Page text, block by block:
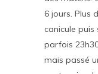
6 jours. Plus
canicule puis
parfois
mais passé